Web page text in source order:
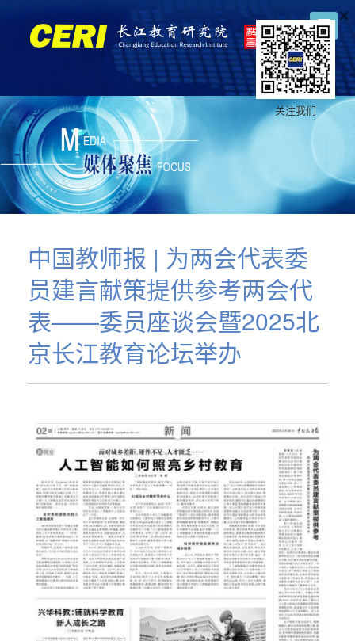
中国教师报 | 为两会代表委
员建言献策提供参考两会代
表——委员座谈会暨2025北
京长江教育论坛举办
关注我们
×